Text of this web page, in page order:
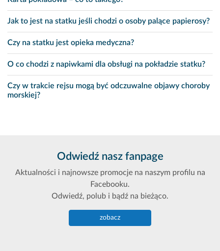
Jak to jest na statku jeśli chodzi o osoby palące papierosy?
Czy na statku jest opieka medyczna?
O co chodzi z napiwkami dla obsługi na pokładzie statku?
Czy w trakcie rejsu mogą być odczuwalne objawy choroby
morskiej?
Odwiedź nasz fanpage
Aktualności i najnowsze promocje na naszym profilu na
Facebooku.
Odwiedź, polub i bądź na bieżąco.
zobacz